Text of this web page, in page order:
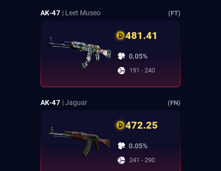
AK-47 | Leet Museo (FT)
481.41
0.05%
191 - 240
AK-47 | Jaguar (FN)
472.25
0.05%
241 - 290